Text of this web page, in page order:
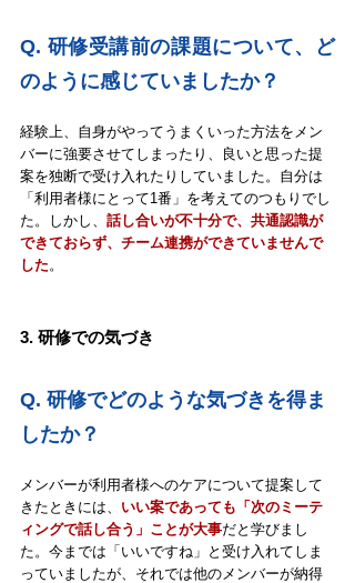
Q. 研修受講前の課題について、ど
のように感じていましたか？
経験上、自身がやってうまくいった方法をメン
バーに強要させてしまったり、良いと思った提
案を独断で受け入れたりしていました。自分は
「利用者様にとって1番」を考えてのつもりでし
た。しかし、 話し合いが不十分で、共通認識が
できておらず、チーム連携ができていませんで
した。
3. 研修での気づき
Q. 研修でどのような気づきを得ま
したか？
メンバーが利用者様へのケアについて提案して
きたときには、 いい案であっても「次のミーテ
ィングで話し合う」ことが大事だと学びまし
た。今までは「いいですね」と受け入れてしま
っていましたが、それでは他のメンバーが納得